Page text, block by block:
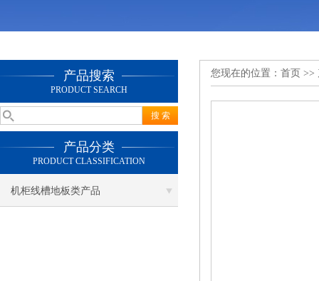
产品搜索
PRODUCT SEARCH
产品分类
PRODUCT CLASSIFICATION
机柜线槽地板类产品
您现在的位置： 首页 >>